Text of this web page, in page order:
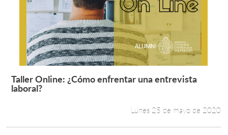
Leer más +
Taller Online: ¿Cómo enfrentar una entrevista
laboral?
Lunes 25 de mayo de 2020